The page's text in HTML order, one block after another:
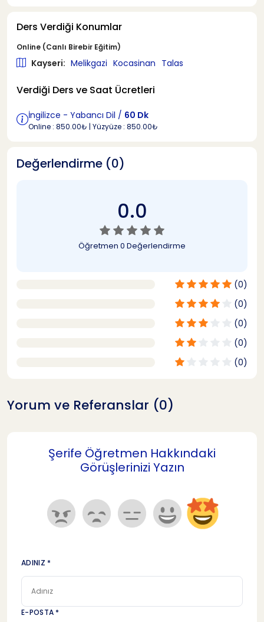
Ders Verdiği Konumlar
Online (Canlı Birebir Eğitim)
Kayseri: Melikgazi Kocasinan Talas
Verdiği Ders ve Saat Ücretleri
İngilizce - Yabancı Dil / 60 Dk
Online : 850.00₺ | Yüzyüze : 850.00₺
Değerlendirme (0)
0.0
Öğretmen 0 Değerlendirme
(0)
(0)
(0)
(0)
(0)
Yorum ve Referanslar (0)
Şerife Öğretmen Hakkındaki
Görüşlerinizi Yazın
ADINIZ *
E-POSTA *